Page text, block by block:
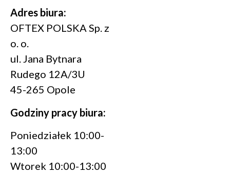
Adres biura:
OFTEX POLSKA Sp. z
o. o.
ul. Jana Bytnara
Rudego 12A/3U
45-265 Opole
Godziny pracy biura:
Poniedziałek 10:00-
13:00
Wtorek 10:00-13:00